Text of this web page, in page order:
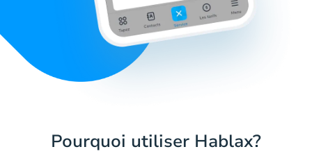
Pourquoi utiliser Hablax?